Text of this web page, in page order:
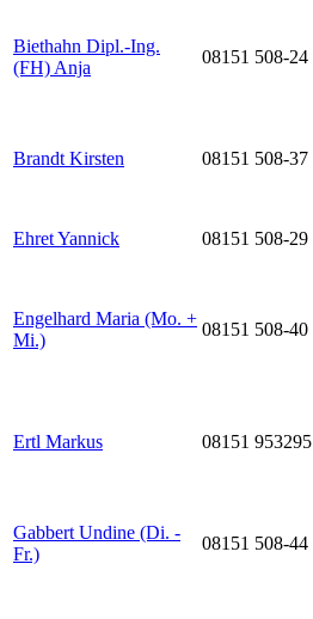
Biethahn Dipl.-Ing.
(FH) Anja
08151 508-24
Brandt Kirsten 08151 508-37
Ehret Yannick 08151 508-29
Engelhard Maria (Mo. +
Mi.)
08151 508-40
Ertl Markus 08151 953295
Gabbert Undine (Di. -
Fr.)
08151 508-44